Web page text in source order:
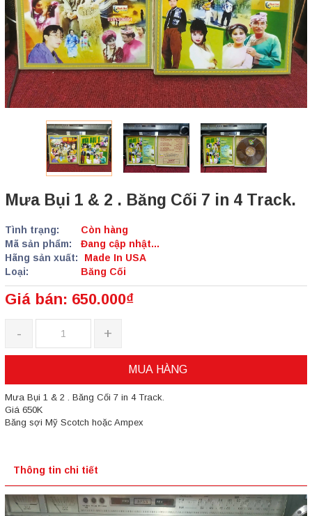
Mưa Bụi 1 & 2 . Băng Cối 7 in 4 Track.
Tình trạng:
Còn hàng
Mã sản phẩm:
Đang cập nhật...
Hãng sản xuất:
Made In USA
Loại:
Băng Cối
Giá bán: 650.000₫
- +
MUA HÀNG
Mưa Bụi 1 & 2 . Băng Cối 7 in 4 Track.
Giá 650K
Băng sợi Mỹ Scotch hoặc Ampex
Thông tin chi tiết